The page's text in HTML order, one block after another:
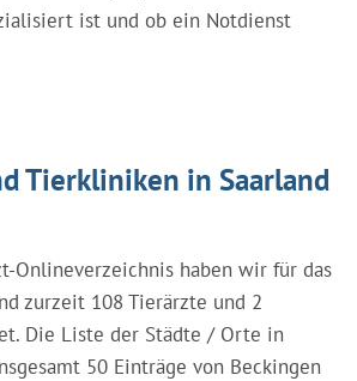
ist und ob ein Notdienst
Tierkliniken in Saarland
Onlineverzeichnis haben wir für das
zurzeit 108 Tierärzte und 2
Die Liste der Städte / Orte in
50 Einträge von Beckingen